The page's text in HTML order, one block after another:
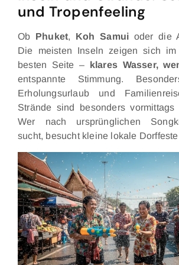
und Tropenfeeling
Ob Phuket, Koh Samui oder die
Die meisten Inseln zeigen sich
besten Seite – klares Wasser,
entspannte Stimmung.
Erholungsurlaub und
Strände sind besonders vormittags
Wer nach ursprünglichen
sucht, besucht kleine lokale